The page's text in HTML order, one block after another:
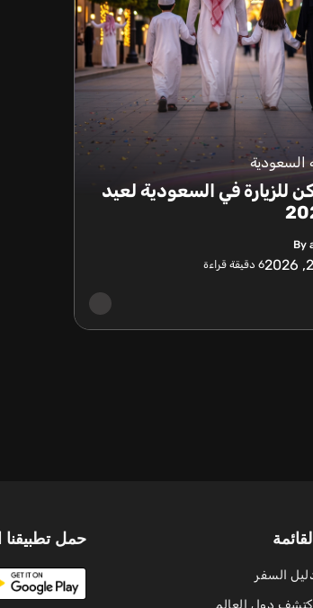
السعودية
للزيارة في السعودية لعيد
By
6دقيقة قراءة
القائمة
السفر
دول العالم
حمل تطبيقنا